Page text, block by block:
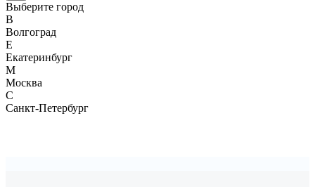
Выберите город
В
Волгоград
Е
Екатеринбург
М
Москва
С
Санкт-Петербург